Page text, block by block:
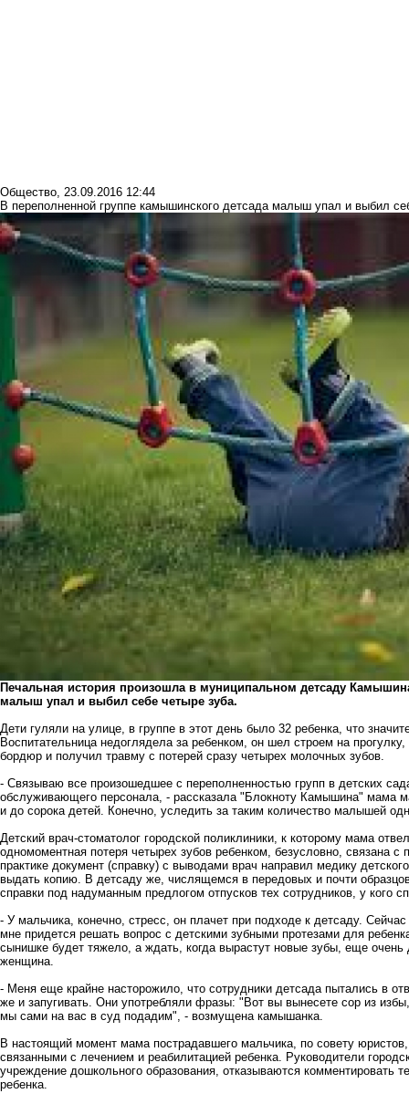
Общество, 23.09.2016 12:44
В переполненной группе камышинского детсада малыш упал и выбил
Печальная история произошла в муниципальном детсаду
малыш упал и выбил себе четыре зуба.
Дети гуляли на улице, в группе в этот день было 32 ребенка, что
Воспитательница недоглядела за ребенком, он шел строем на
бордюр и получил травму с потерей сразу четырех молочных зубов.
- Связываю все произошедшее с переполненностью групп в детских
обслуживающего персонала, - рассказала "Блокноту Камышина" мама
и до сорока детей. Конечно, уследить за таким количество малышей
Детский врач-стоматолог городской поликлиники, к которому мама
одномоментная потеря четырех зубов ребенком, безусловно, связана
практике документ (справку) с выводами врач направил медику
выдать копию. В детсаду же, числящемся в передовых и почти
справки под надуманным предлогом отпусков тех сотрудников, у кого
- У мальчика, конечно, стресс, он плачет при подходе к детсаду.
мне придется решать вопрос с детскими зубными протезами для
сынишке будет тяжело, а ждать, когда вырастут новые зубы, еще
женщина.
- Меня еще крайне насторожило, что сотрудники детсада пытались в
же и запугивать. Они употребляли фразы: "Вот вы вынесете сор из
мы сами на вас в суд подадим", - возмущена камышанка.
В настоящий момент мама пострадавшего мальчика, по совету
связанными с лечением и реабилитацией ребенка. Руководители
учреждение дошкольного образования, отказываются
ребенка.